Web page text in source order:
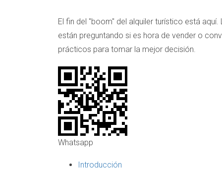
El fin del "boom" del alquiler turístico está
están preguntando si es hora de vender o
prácticos para tomar la mejor decisión.
Whatsapp
Introducción